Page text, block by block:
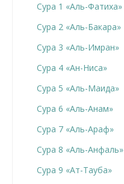
Сура 1 «Аль-Фатиха»
Сура 2 «Аль-Бакара»
Сура 3 «Аль-Имран»
Сура 4 «Ан-Ниса»
Сура 5 «Аль-Маида»
Сура 6 «Аль-Анам»
Сура 7 «Аль-Араф»
Сура 8 «Аль-Анфаль»
Сура 9 «Ат-Тауба»